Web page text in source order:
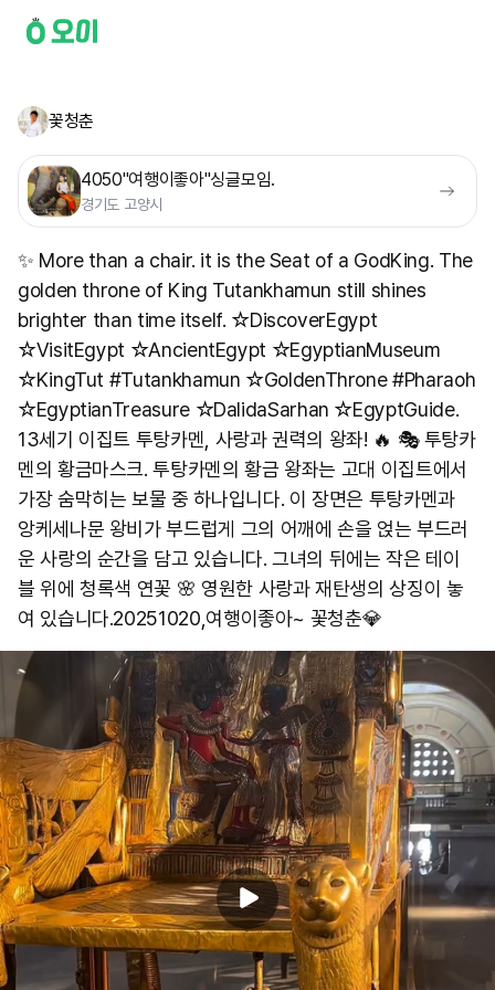
꽃청춘
4050"여행이좋아"싱글모임.
경기도 고양시
✨ More than a chair. it is the Seat of a GodKing. The
golden throne of King Tutankhamun still shines
brighter than time itself. ☆DiscoverEgypt
☆VisitEgypt ☆AncientEgypt ☆EgyptianMuseum
☆KingTut #Tutankhamun ☆GoldenThrone #Pharaoh
☆EgyptianTreasure ☆DalidaSarhan ☆EgyptGuide.
13세기 이집트 투탕카멘, 사랑과 권력의 왕좌! 🔥 🎭 투탕카
멘의 황금마스크. 투탕카멘의 황금 왕좌는 고대 이집트에서
가장 숨막히는 보물 중 하나입니다. 이 장면은 투탕카멘과
앙케세나문 왕비가 부드럽게 그의 어깨에 손을 얹는 부드러
운 사랑의 순간을 담고 있습니다. 그녀의 뒤에는 작은 테이
블 위에 청록색 연꽃 🌸 영원한 사랑과 재탄생의 상징이 놓
여 있습니다. ​20251020,여행이좋아~ 꽃청춘💎